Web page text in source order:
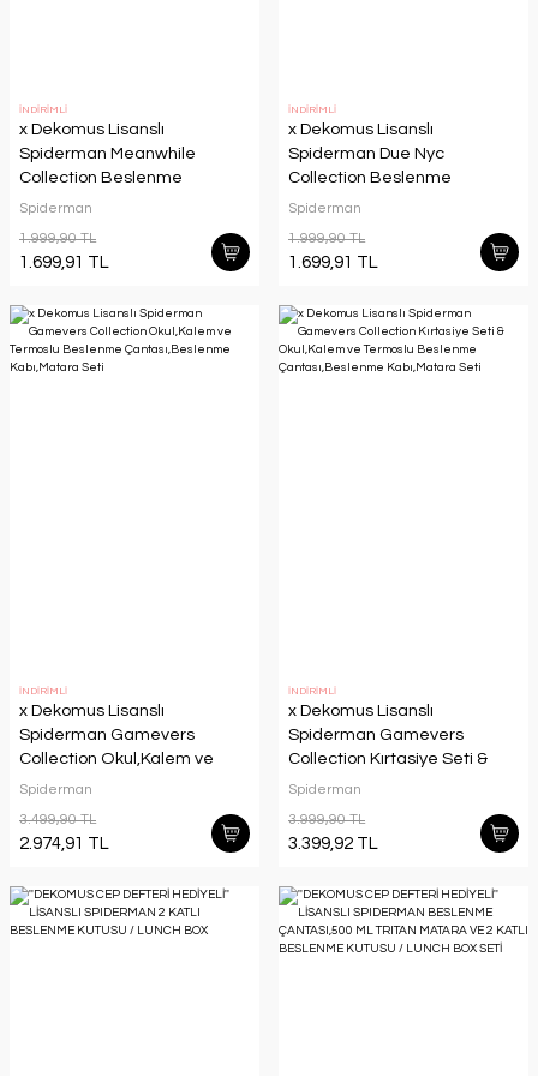
İNDİRİMLİ
x Dekomus Lisanslı
Spiderman Meanwhile
Collection Beslenme
Çantası,Beslenme
Spiderman
1.999,90 TL
1.699,91 TL
İNDİRİMLİ
x Dekomus Lisanslı
Spiderman Due Nyc
Collection Beslenme
Çantası,Beslenme
Spiderman
1.999,90 TL
1.699,91 TL
İNDİRİMLİ
x Dekomus Lisanslı
Spiderman Gamevers
Collection Okul,Kalem ve
Termoslu Beslenme
Kabı,Matara Seti
Spiderman
3.499,90 TL
2.974,91 TL
İNDİRİMLİ
x Dekomus Lisanslı
Spiderman Gamevers
Collection Kırtasiye Seti &
Okul,Kalem ve Termoslu
Çantası,Beslenme
Kabı,Matara Seti
Spiderman
3.999,90 TL
3.399,92 TL